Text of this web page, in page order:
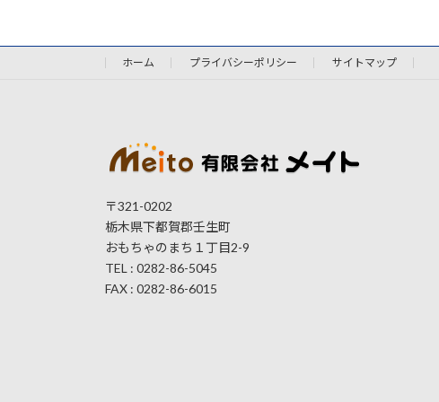
ホーム プライバシーポリシー サイトマップ
〒321-0202
栃木県下都賀郡壬生町
おもちゃのまち１丁目2-9
TEL : 0282-86-5045
FAX : 0282-86-6015